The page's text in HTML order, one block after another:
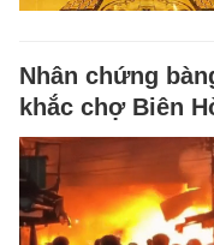
Nhân chứng
khắc chợ Biên